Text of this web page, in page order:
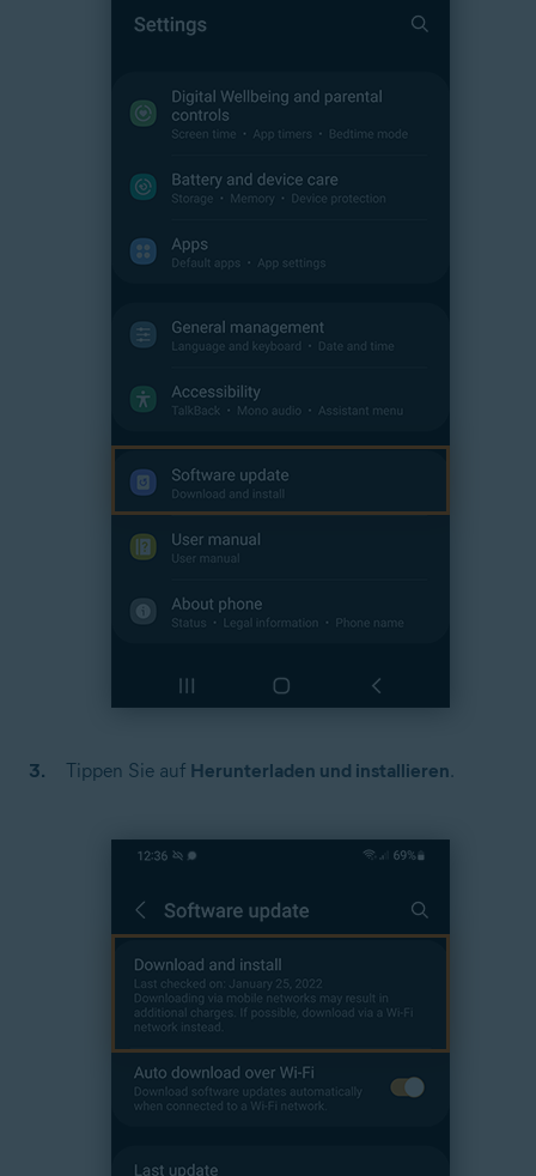
Tippen Sie auf Herunterladen und installieren.